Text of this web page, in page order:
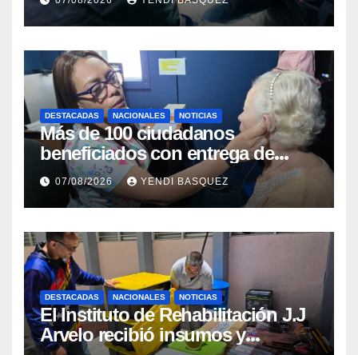
DESTACADAS NACIONALES NOTICIAS
Más de 100 ciudadanos
beneficiados con entrega de
prótesis auditivas en el Centro de
Rehabilitación J.J. Arvelo
07/08/2026 YENDI BASQUEZ
DESTACADAS NACIONALES NOTICIAS
El Instituto de Rehabilitación J.J
Arvelo recibió insumos y